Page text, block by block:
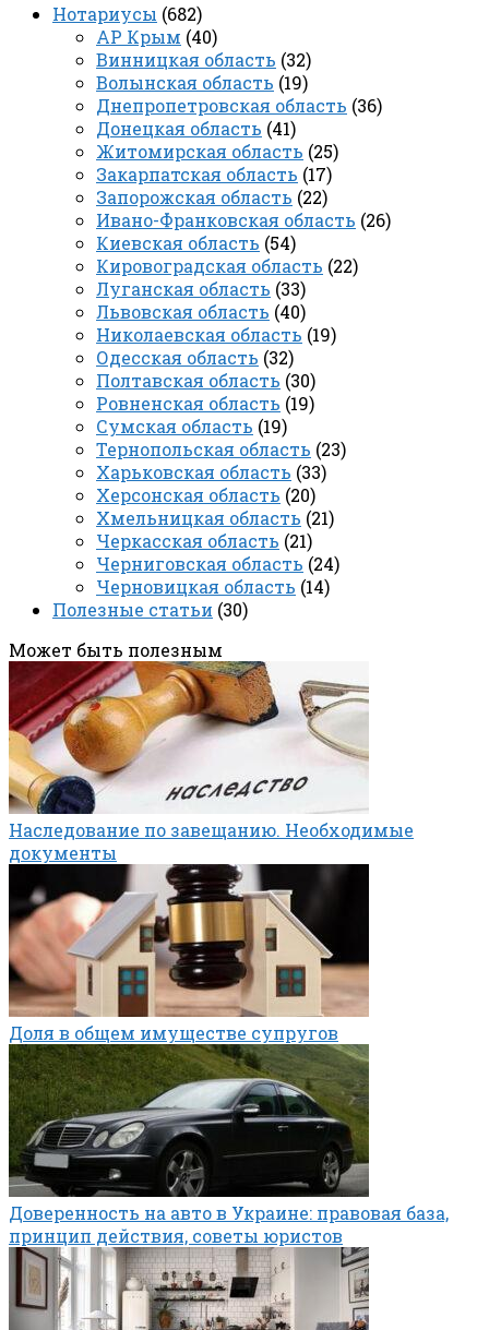
Нотариусы (682)
АР Крым (40)
Винницкая область (32)
Волынская область (19)
Днепропетровская область (36)
Донецкая область (41)
Житомирская область (25)
Закарпатская область (17)
Запорожская область (22)
Ивано-Франковская область (26)
Киевская область (54)
Кировоградская область (22)
Луганская область (33)
Львовская область (40)
Николаевская область (19)
Одесская область (32)
Полтавская область (30)
Ровненская область (19)
Сумская область (19)
Тернопольская область (23)
Харьковская область (33)
Херсонская область (20)
Хмельницкая область (21)
Черкасская область (21)
Черниговская область (24)
Черновицкая область (14)
Полезные статьи (30)
Может быть полезным
Наследование по завещанию. Необходимые
документы
Доля в общем имуществе супругов
Доверенность на авто в Украине: правовая база,
принцип действия, советы юристов